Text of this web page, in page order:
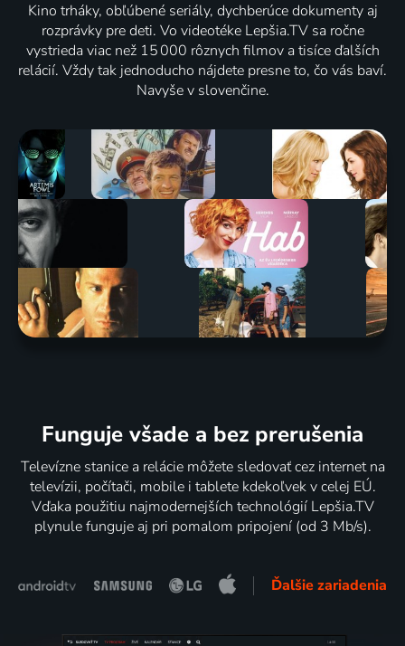
Kino trháky, obľúbené seriály, dychberúce dokumenty aj
rozprávky pre deti. Vo videotéke Lepšia.TV sa ročne
vystrieda viac než 15 000 rôznych filmov a tisíce ďalších
relácií. Vždy tak jednoducho nájdete presne to, čo vás baví.
Navyše v slovenčine.
Funguje všade a bez prerušenia
Televízne stanice a relácie môžete sledovať cez internet na
televízii, počítači, mobile i tablete kdekoľvek v celej EÚ.
Vďaka použitiu najmodernejších technológií Lepšia.TV
plynule funguje aj pri pomalom pripojení (od 3 Mb/s).
Ďalšie zariadenia